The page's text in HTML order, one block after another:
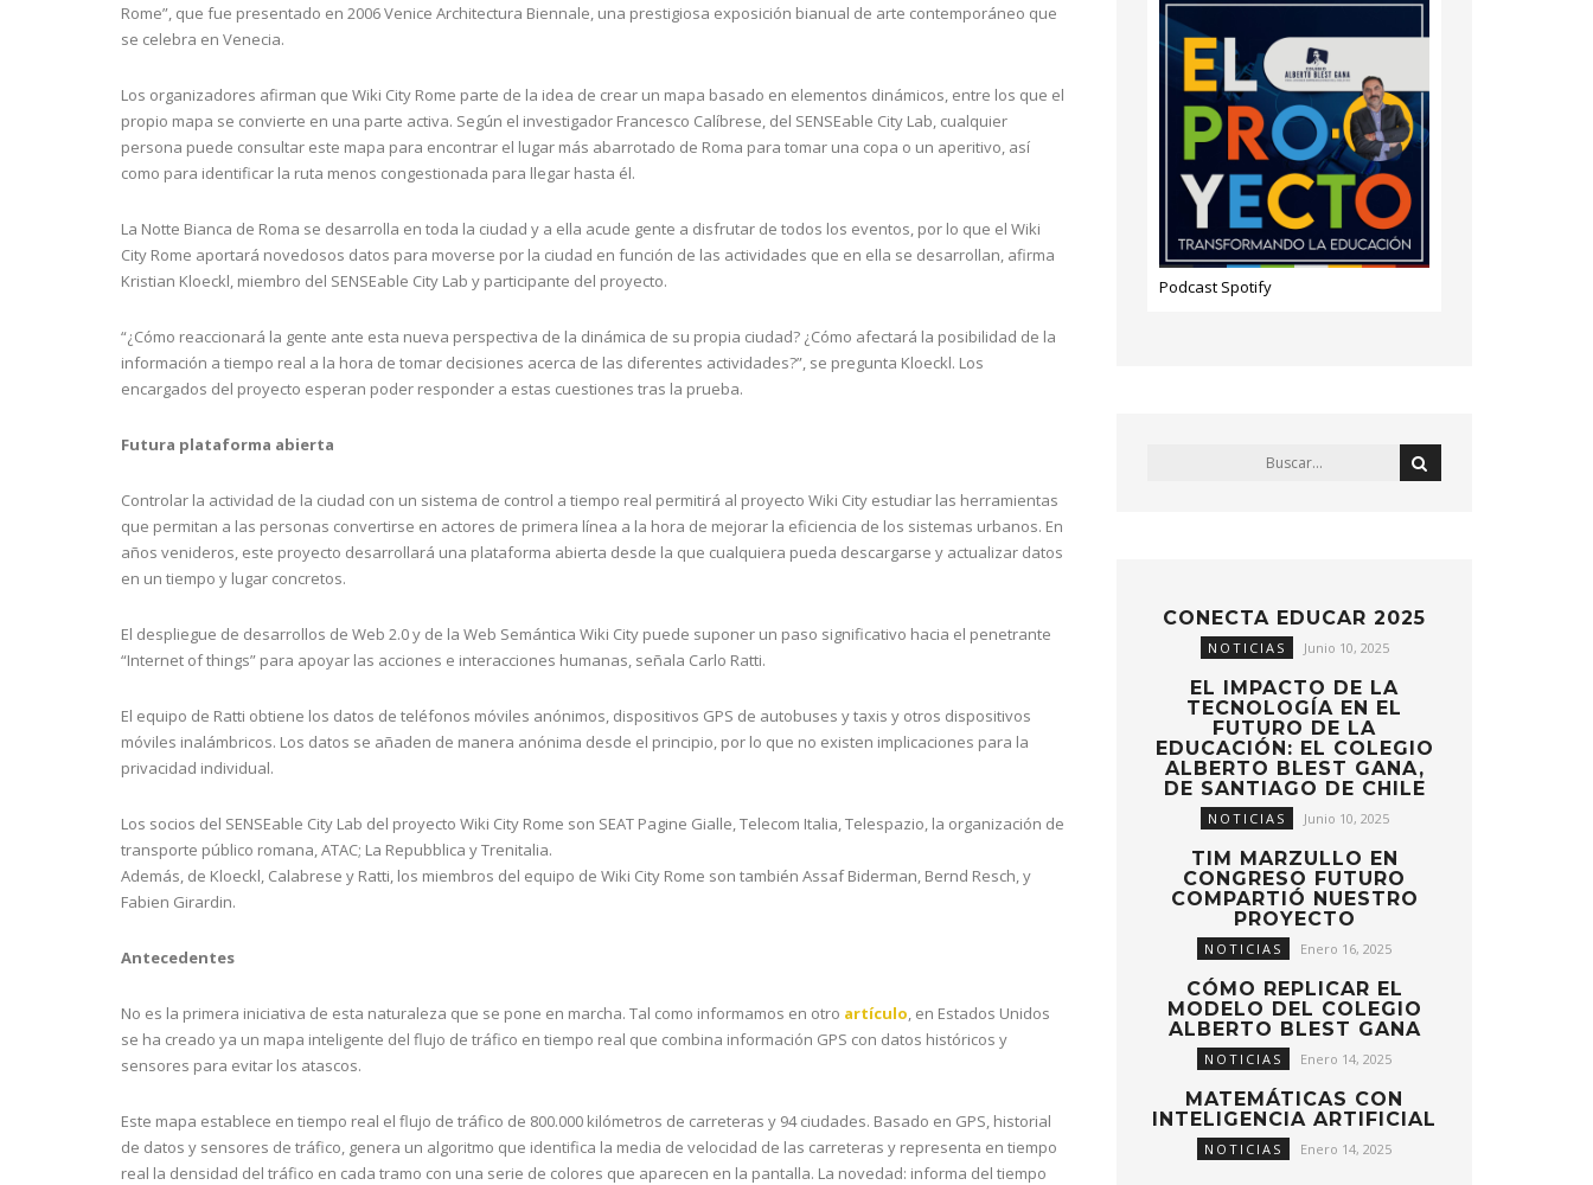
Rome”, que fue presentado en 2006 Venice Architectura Biennale, una prestigiosa exposición bianual de arte contemporáneo que
se celebra en Venecia.
Los organizadores afirman que Wiki City Rome parte de la idea de crear un mapa basado en elementos dinámicos, entre los que el
propio mapa se convierte en una parte activa. Según el investigador Francesco Calíbrese, del SENSEable City Lab, cualquier
persona puede consultar este mapa para encontrar el lugar más abarrotado de Roma para tomar una copa o un aperitivo, así
como para identificar la ruta menos congestionada para llegar hasta él.
La Notte Bianca de Roma se desarrolla en toda la ciudad y a ella acude gente a disfrutar de todos los eventos, por lo que el Wiki
City Rome aportará novedosos datos para moverse por la ciudad en función de las actividades que en ella se desarrollan, afirma
Kristian Kloeckl, miembro del SENSEable City Lab y participante del proyecto.
“¿Cómo reaccionará la gente ante esta nueva perspectiva de la dinámica de su propia ciudad? ¿Cómo afectará la posibilidad de la
información a tiempo real a la hora de tomar decisiones acerca de las diferentes actividades?”, se pregunta Kloeckl. Los
encargados del proyecto esperan poder responder a estas cuestiones tras la prueba.
Futura plataforma abierta
Controlar la actividad de la ciudad con un sistema de control a tiempo real permitirá al proyecto Wiki City estudiar las herramientas
que permitan a las personas convertirse en actores de primera línea a la hora de mejorar la eficiencia de los sistemas urbanos. En
años venideros, este proyecto desarrollará una plataforma abierta desde la que cualquiera pueda descargarse y actualizar datos
en un tiempo y lugar concretos.
El despliegue de desarrollos de Web 2.0 y de la Web Semántica Wiki City puede suponer un paso significativo hacia el penetrante
“Internet of things” para apoyar las acciones e interacciones humanas, señala Carlo Ratti.
El equipo de Ratti obtiene los datos de teléfonos móviles anónimos, dispositivos GPS de autobuses y taxis y otros dispositivos
móviles inalámbricos. Los datos se añaden de manera anónima desde el principio, por lo que no existen implicaciones para la
privacidad individual.
Los socios del SENSEable City Lab del proyecto Wiki City Rome son SEAT Pagine Gialle, Telecom Italia, Telespazio, la organización de
transporte público romana, ATAC; La Repubblica y Trenitalia.
Además, de Kloeckl, Calabrese y Ratti, los miembros del equipo de Wiki City Rome son también Assaf Biderman, Bernd Resch, y
Fabien Girardin.
Antecedentes
No es la primera iniciativa de esta naturaleza que se pone en marcha. Tal como informamos en otro artículo, en Estados Unidos
se ha creado ya un mapa inteligente del flujo de tráfico en tiempo real que combina información GPS con datos históricos y
sensores para evitar los atascos.
Este mapa establece en tiempo real el flujo de tráfico de 800.000 kilómetros de carreteras y 94 ciudades. Basado en GPS, historial
de datos y sensores de tráfico, genera un algoritmo que identifica la media de velocidad de las carreteras y representa en tiempo
real la densidad del tráfico en cada tramo con una serie de colores que aparecen en la pantalla. La novedad: informa del tiempo
Podcast Spotify
CONECTA EDUCAR 2025
NOTICIAS Junio 10, 2025
EL IMPACTO DE LA
TECNOLOGÍA EN EL
FUTURO DE LA
EDUCACIÓN: EL COLEGIO
ALBERTO BLEST GANA,
DE SANTIAGO DE CHILE
NOTICIAS Junio 10, 2025
TIM MARZULLO EN
CONGRESO FUTURO
COMPARTIÓ NUESTRO
PROYECTO
NOTICIAS Enero 16, 2025
CÓMO REPLICAR EL
MODELO DEL COLEGIO
ALBERTO BLEST GANA
NOTICIAS Enero 14, 2025
MATEMÁTICAS CON
INTELIGENCIA ARTIFICIAL
NOTICIAS Enero 14, 2025